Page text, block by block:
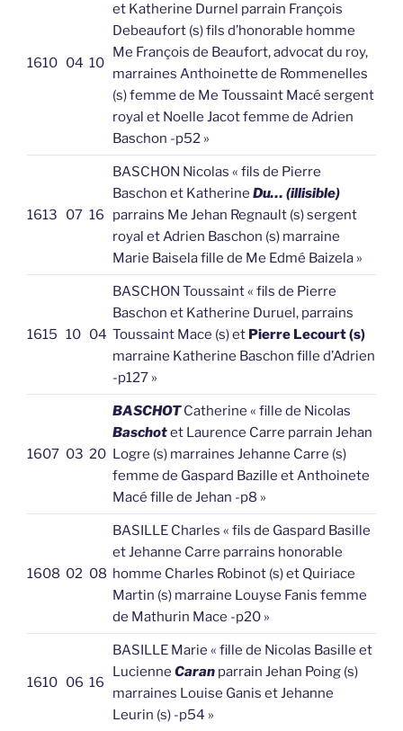
1610 04 10
et Katherine Durnel parrain François
Debeaufort (s) fils d’honorable homme
Me François de Beaufort, advocat du roy,
marraines Anthoinette de Rommenelles
(s) femme de Me Toussaint Macé sergent
royal et Noelle Jacot femme de Adrien
Baschon -p52 »
1613 07 16
BASCHON Nicolas « fils de Pierre
Baschon et Katherine Du… (illisible)
parrains Me Jehan Regnault (s) sergent
royal et Adrien Baschon (s) marraine
Marie Baisela fille de Me Edmé Baizela »
1615 10 04
BASCHON Toussaint « fils de Pierre
Baschon et Katherine Duruel, parrains
Toussaint Mace (s) et Pierre Lecourt (s)
marraine Katherine Baschon fille d’Adrien
-p127 »
1607 03 20
BASCHOTCatherine « fille de Nicolas
Baschotet Laurence Carre parrain Jehan
Logre (s) marraines Jehanne Carre (s)
femme de Gaspard Bazille et Anthoinete
Macé fille de Jehan -p8 »
1608 02 08
BASILLE Charles « fils de Gaspard Basille
et Jehanne Carre parrains honorable
homme Charles Robinot (s) et Quiriace
Martin (s) marraine Louyse Fanis femme
de Mathurin Mace -p20 »
1610 06 16
BASILLE Marie « fille de Nicolas Basille et
Lucienne Caran parrain Jehan Poing (s)
marraines Louise Ganis et Jehanne
Leurin (s) -p54 »